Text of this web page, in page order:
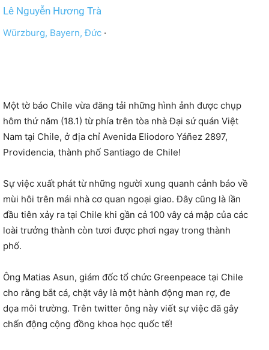
Lê Nguyễn Hương Trà
Würzburg, Bayern, Đức ·
Một tờ báo Chile vừa đăng tải những hình ảnh được chụp
hôm thứ năm (18.1) từ phía trên tòa nhà Đại sứ quán Việt
Nam tại Chile, ở địa chỉ Avenida Eliodoro Yáñez 2897,
Providencia, thành phố Santiago de Chile!
Sự việc xuất phát từ những người xung quanh cảnh báo về
mùi hôi trên mái nhà cơ quan ngoại giao. Đây cũng là lần
đầu tiên xảy ra tại Chile khi gần cả 100 vây cá mập của các
loài trưởng thành còn tươi được phơi ngay trong thành
phố.
Ông Matias Asun, giám đốc tổ chức Greenpeace tại Chile
cho rằng bắt cá, chặt vây là một hành động man rợ, đe
dọa môi trường. Trên twitter ông này viết sự việc đã gây
chấn động cộng đồng khoa học quốc tế!